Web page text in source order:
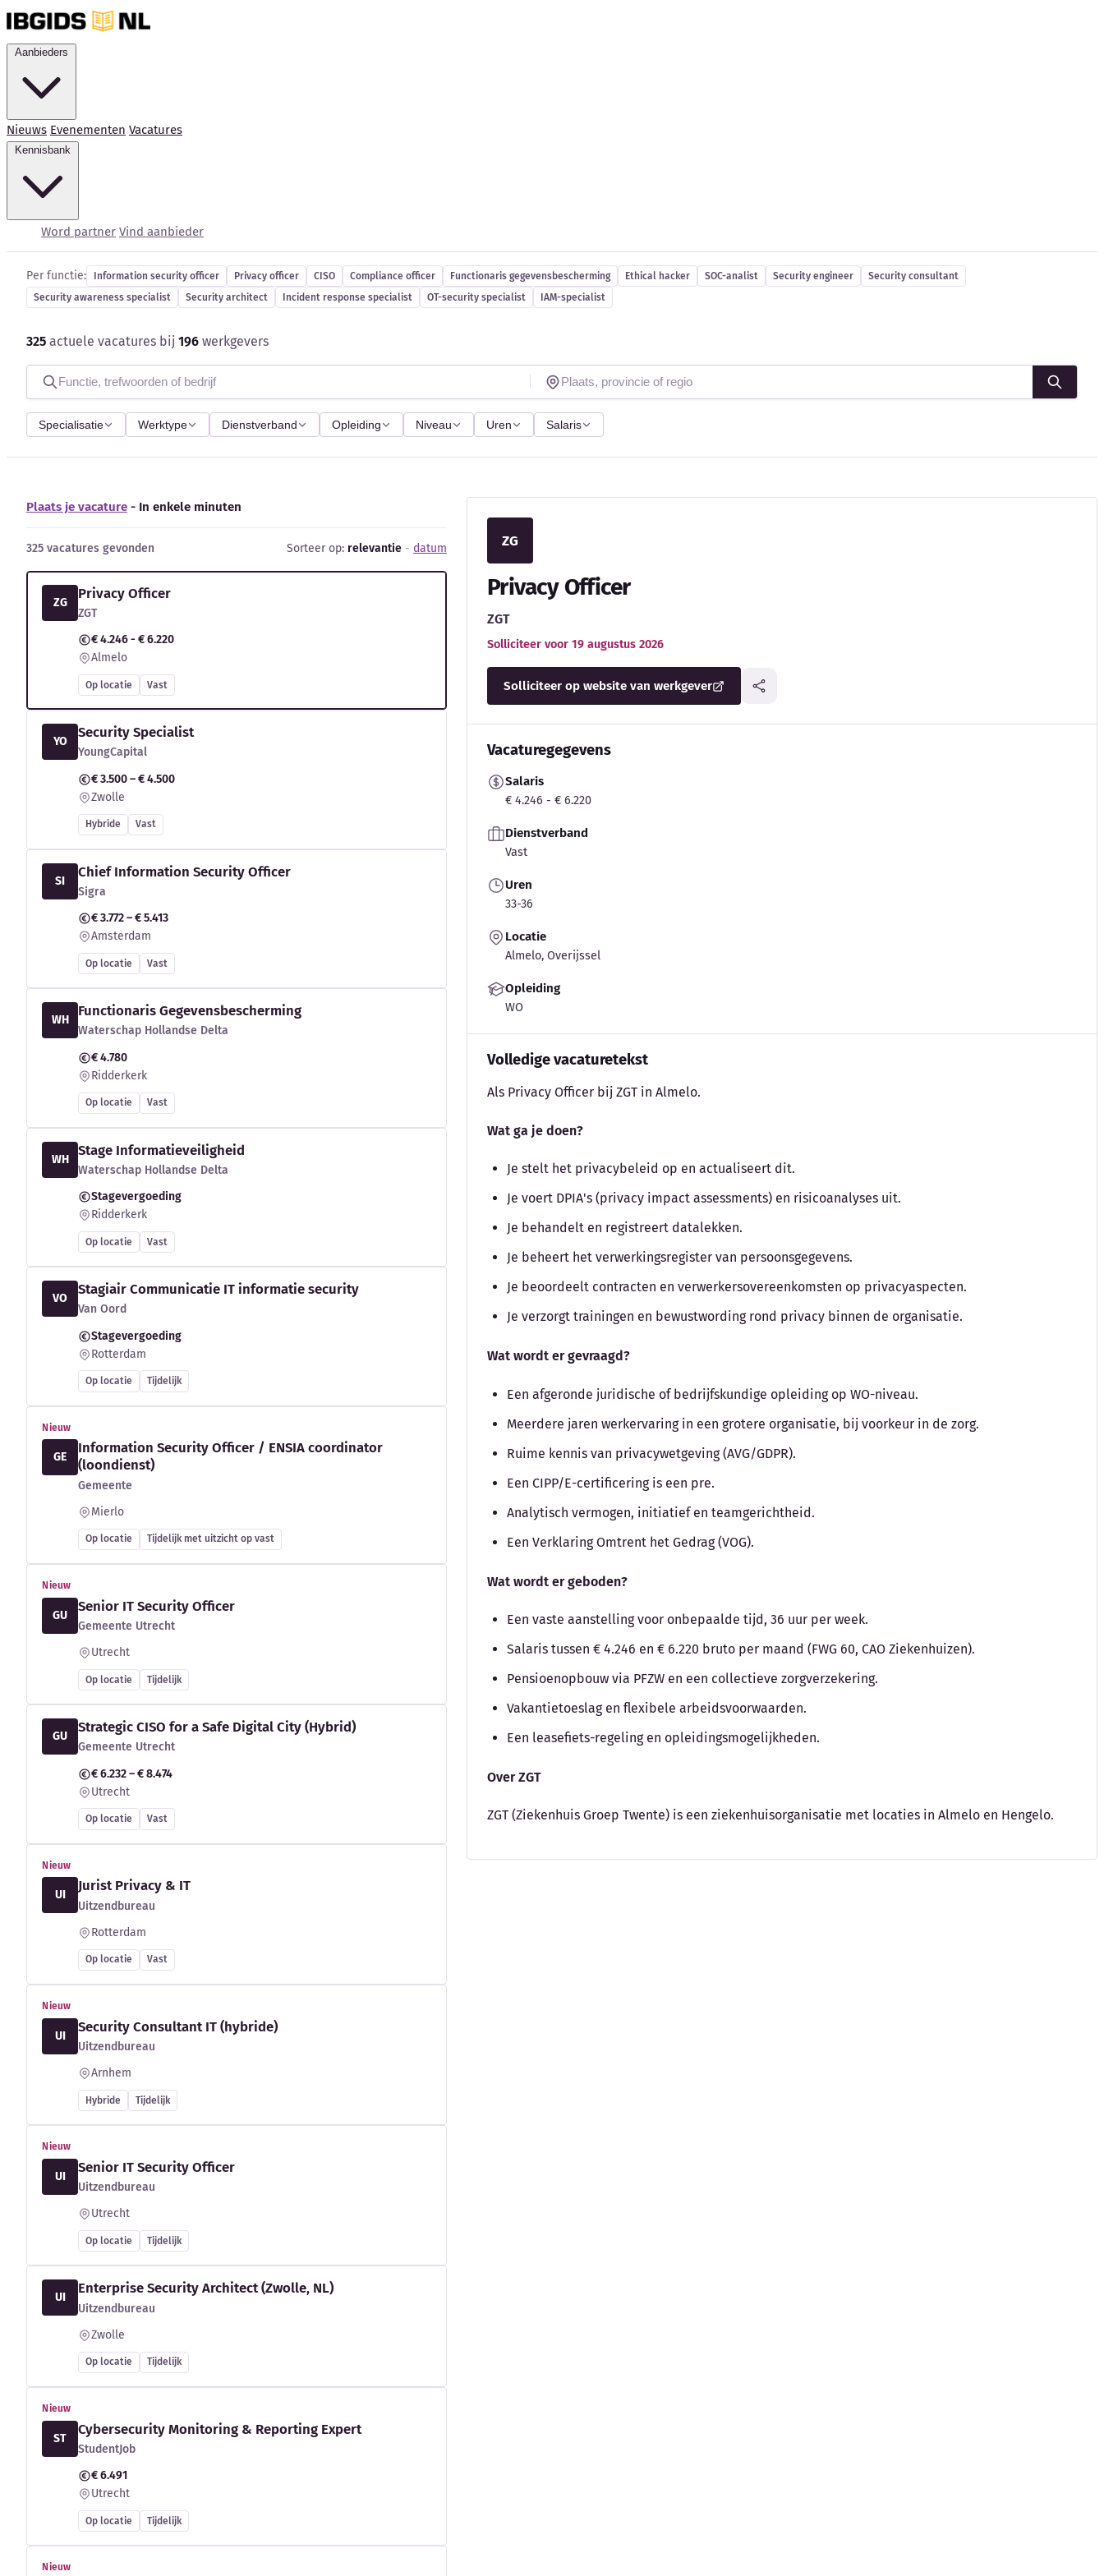
Nieuws Evenementen Vacatures
Word partner Vind aanbieder
Cybersecurity-vacatures
Per functie: Information security officer Privacy officer CISO Compliance officer Functionaris gegevensbescherming Ethical hacker SOC-analist Security engineer
Security consultant
Security awareness specialist
Security architect Incident response specialist OT-security specialist IAM-specialist
325 actuele vacatures bij 196 werkgevers
Specialisatie Werktype Dienstverband Opleiding Niveau Uren Salaris
Plaats je vacature - In enkele minuten
325 vacatures gevonden Sorteer op: relevantie - datum
ZG
Privacy Officer
ZGT
€ 4.246 - € 6.220
Almelo
Op locatie Vast
YO
Security Specialist
YoungCapital
€ 3.500 – € 4.500
Zwolle
Hybride Vast
SI
Chief Information Security Officer
Sigra
€ 3.772 – € 5.413
Amsterdam
Op locatie Vast
WH
Functionaris Gegevensbescherming
Waterschap Hollandse Delta
€ 4.780
Ridderkerk
Op locatie Vast
WH
Stage Informatieveiligheid
Waterschap Hollandse Delta
Stagevergoeding
Ridderkerk
Op locatie Vast
VO
Stagiair Communicatie IT informatie security
Van Oord
Stagevergoeding
Rotterdam
Op locatie Tijdelijk
Nieuw
GE
Information Security Officer / ENSIA coordinator
(loondienst)
Gemeente
Mierlo
Op locatie Tijdelijk met uitzicht op vast
Nieuw
GU
Senior IT Security Officer
Gemeente Utrecht
Utrecht
Op locatie Tijdelijk
GU
Strategic CISO for a Safe Digital City (Hybrid)
Gemeente Utrecht
€ 6.232 – € 8.474
Utrecht
Op locatie Vast
Nieuw
UI
Jurist Privacy & IT
Uitzendbureau
Rotterdam
Op locatie Vast
Nieuw
UI
Security Consultant IT (hybride)
Uitzendbureau
Arnhem
Hybride Tijdelijk
Nieuw
UI
Senior IT Security Officer
Uitzendbureau
Utrecht
Op locatie Tijdelijk
UI
Enterprise Security Architect (Zwolle, NL)
Uitzendbureau
Zwolle
Op locatie Tijdelijk
Nieuw
ST
Cybersecurity Monitoring & Reporting Expert
StudentJob
€ 6.491
Utrecht
Op locatie Tijdelijk
Nieuw
ZG
Privacy Officer
ZGT
Solliciteer voor 19 augustus 2026
Solliciteer op website van werkgever
Vacaturegegevens
Salaris
€ 4.246 - € 6.220
Dienstverband
Vast
Uren
33-36
Locatie
Almelo, Overijssel
Opleiding
WO
Volledige vacaturetekst
Als Privacy Officer bij ZGT in Almelo.
Wat ga je doen?
Je stelt het privacybeleid op en actualiseert dit.
Je voert DPIA's (privacy impact assessments) en risicoanalyses uit.
Je behandelt en registreert datalekken.
Je beheert het verwerkingsregister van persoonsgegevens.
Je beoordeelt contracten en verwerkersovereenkomsten op privacyaspecten.
Je verzorgt trainingen en bewustwording rond privacy binnen de organisatie.
Wat wordt er gevraagd?
Een afgeronde juridische of bedrijfskundige opleiding op WO-niveau.
Meerdere jaren werkervaring in een grotere organisatie, bij voorkeur in de zorg.
Ruime kennis van privacywetgeving (AVG/GDPR).
Een CIPP/E-certificering is een pre.
Analytisch vermogen, initiatief en teamgerichtheid.
Een Verklaring Omtrent het Gedrag (VOG).
Wat wordt er geboden?
Een vaste aanstelling voor onbepaalde tijd, 36 uur per week.
Salaris tussen € 4.246 en € 6.220 bruto per maand (FWG 60, CAO Ziekenhuizen).
Pensioenopbouw via PFZW en een collectieve zorgverzekering.
Vakantietoeslag en flexibele arbeidsvoorwaarden.
Een leasefiets-regeling en opleidingsmogelijkheden.
Over ZGT
ZGT (Ziekenhuis Groep Twente) is een ziekenhuisorganisatie met locaties in Almelo en Hengelo.